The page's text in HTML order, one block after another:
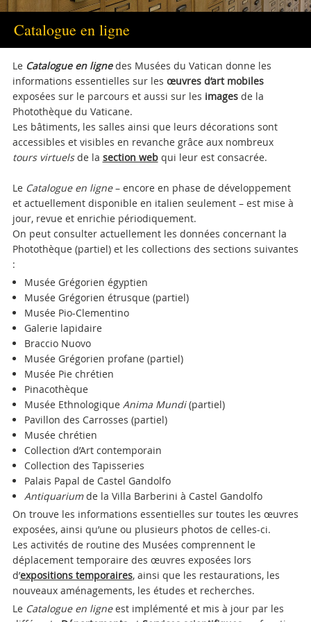
Catalogue en ligne
Le Catalogue en lignedes Musées du Vatican donne les
informations essentielles sur les œuvres d’art mobiles
exposées sur le parcours et aussi sur les imagesde la
Photothèque du Vaticane.
Les bâtiments, les salles ainsi que leurs décorations sont
accessibles et visibles en revanche grâce aux nombreux
tours virtuelsde la section webqui leur est consacrée.
Le Catalogue en ligne– encore en phase de développement
et actuellement disponible en italien seulement – est mise à
jour, revue et enrichie périodiquement.
On peut consulter actuellement les données concernant la
Photothèque (partiel) et les collections des sections suivantes
:
Musée Grégorien égyptien
Musée Grégorien étrusque (partiel)
Musée Pio-Clementino
Galerie lapidaire
Braccio Nuovo
Musée Grégorien profane (partiel)
Musée Pie chrétien
Pinacothèque
Musée Ethnologique Anima Mundi(partiel)
Pavillon des Carrosses (partiel)
Musée chrétien
Collection d’Art contemporain
Collection des Tapisseries
Palais Papal de Castel Gandolfo
Antiquariumde la Villa Barberini à Castel Gandolfo
On trouve les informations essentielles sur toutes les œuvres
exposées, ainsi qu’une ou plusieurs photos de celles-ci.
Les activités de routine des Musées comprennent le
déplacement temporaire des œuvres exposées lors
d’expositions temporaires, ainsi que les restaurations, les
nouveaux aménagements, les études et recherches.
Le Catalogue en ligneest implémenté et mis à jour par les